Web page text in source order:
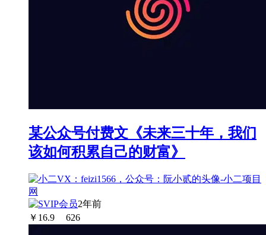
某公众号付费文《未来三十年，我们
该如何积累自己的财富》
2年前
￥ 16.9 626